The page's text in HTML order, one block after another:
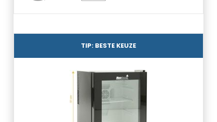
TIP: BESTE KEUZE